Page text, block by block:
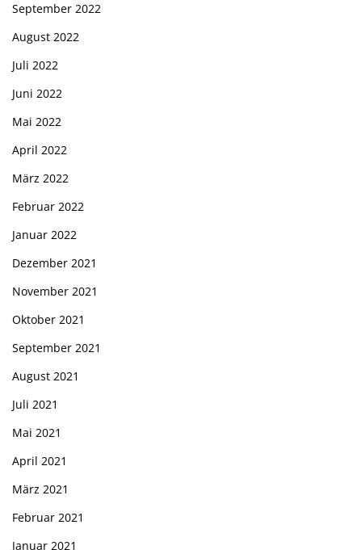
September 2022
August 2022
Juli 2022
Juni 2022
Mai 2022
April 2022
März 2022
Februar 2022
Januar 2022
Dezember 2021
November 2021
Oktober 2021
September 2021
August 2021
Juli 2021
Mai 2021
April 2021
März 2021
Februar 2021
Januar 2021